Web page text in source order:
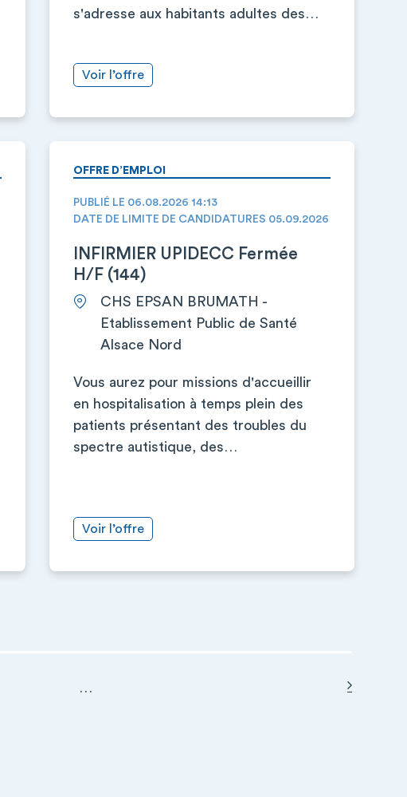
s'adresse aux habitants adultes des…
Voir l’offre
OFFRE D’EMPLOI
PUBLIÉ LE 06.08.2026 14:13
DATE DE LIMITE DE CANDIDATURES 05.09.2026
INFIRMIER UPIDECC Fermée
H/F (144)
CHS EPSAN BRUMATH -
Etablissement Public de Santé
Alsace Nord
Vous aurez pour missions d'accueillir
en hospitalisation à temps plein des
patients présentant des troubles du
spectre autistique, des…
Voir l’offre
… Page